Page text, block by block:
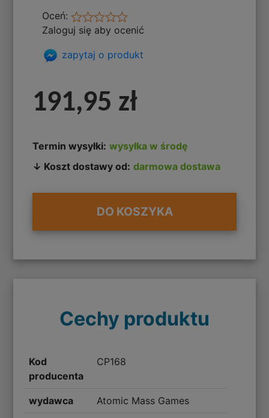
Oceń:
Zaloguj się aby ocenić
zapytaj o produkt
191,95 zł
Termin wysyłki: wysyłka w środę
↓ Koszt dostawy od: darmowa dostawa
DO KOSZYKA
Cechy produktu
Kod
producenta
CP168
wydawca Atomic Mass Games